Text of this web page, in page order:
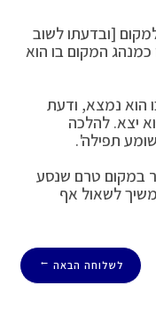
[ובדעתו לשוב
כמנהג המקום בו הוא
הוא נמצא, ודעת
יצא. להלכה
תפילה'.
במקום טרם שנסע
לשאול אף
לשלוחה הבאה →